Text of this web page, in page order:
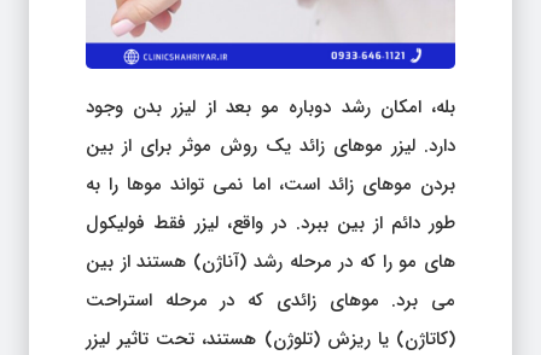
بله، امکان رشد دوباره مو بعد از لیزر بدن وجود
دارد. لیزر موهای زائد یک روش موثر برای از بین
بردن موهای زائد است، اما نمی تواند موها را به
طور دائم از بین ببرد. در واقع، لیزر فقط فولیکول
های مو را که در مرحله رشد (آناژن) هستند از بین
می برد. موهای زائدی که در مرحله استراحت
(کاتاژن) یا ریزش (تلوژن) هستند، تحت تاثیر لیزر